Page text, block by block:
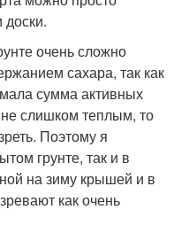
очень сложно
сахара, так как
сумма активных
не слишком теплым, то
Поэтому я
грунте, так и в
на зиму крышей и в
как очень